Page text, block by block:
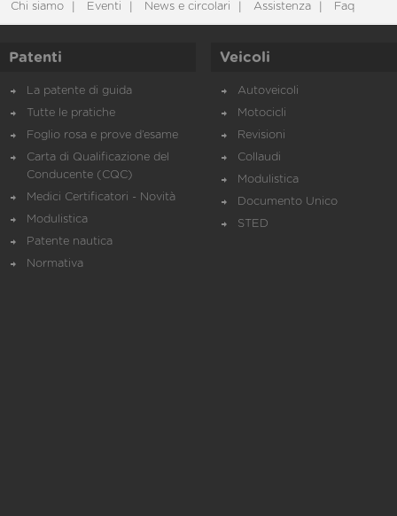
Chi siamo Eventi News e circolari Assistenza Faq
Patenti
La patente di guida
Tutte le pratiche
Foglio rosa e prove d’esame
Carta di Qualificazione del
Conducente (CQC)
Medici Certificatori - Novità
Modulistica
Patente nautica
Normativa
Veicoli
Autoveicoli
Motocicli
Revisioni
Collaudi
Modulistica
Documento Unico
STED